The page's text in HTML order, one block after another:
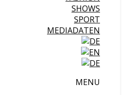
SHOWS
SPORT
MEDIADATEN
MENU